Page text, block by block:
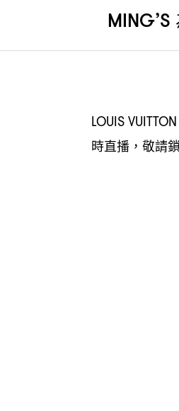
MING’S
LOUIS
時直播 ， 敬請